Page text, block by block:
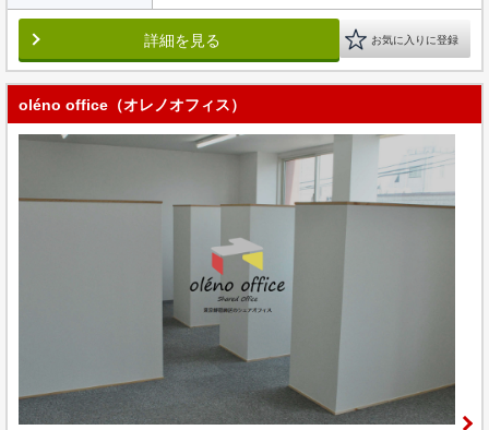
詳細を見る お気に入りに登録
oléno office（オレノオフィス）